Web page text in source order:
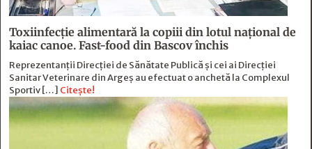
Toxiinfecție alimentară la copiii din lotul național de
kaiac canoe. Fast-food din Bascov închis
Reprezentanții Direcției de Sănătate Publică și cei ai Direcției
Sanitar Veterinare din Argeș au efectuat o anchetă la Complexul
Sportiv […] Citește!